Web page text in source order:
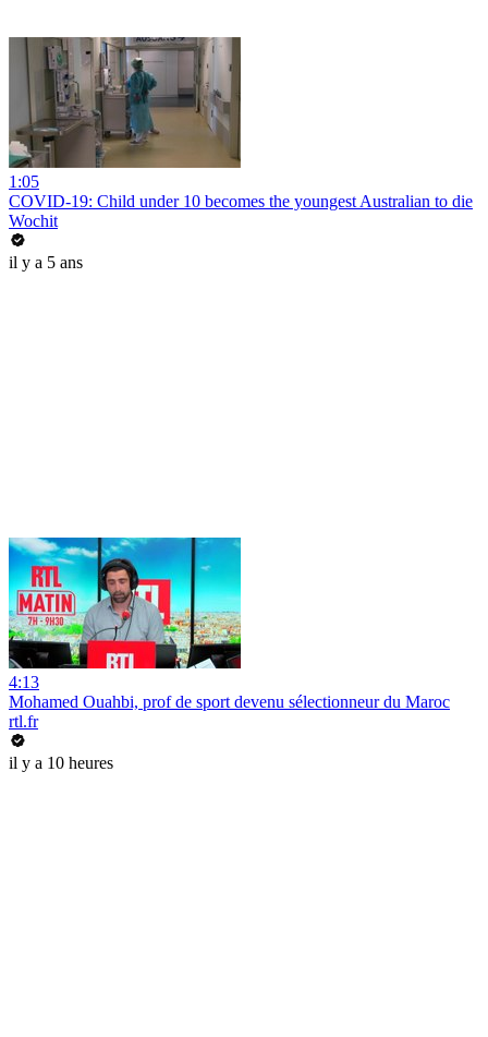
1:05
COVID-19: Child under 10 becomes the youngest Australian to die
Wochit
il y a 5 ans
4:13
Mohamed Ouahbi, prof de sport devenu sélectionneur du Maroc
rtl.fr
il y a 10 heures